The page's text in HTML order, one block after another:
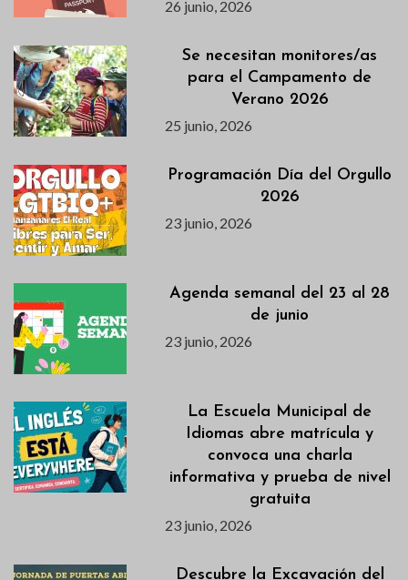
26 junio, 2026
Se necesitan monitores/as
para el Campamento de
Verano 2026
25 junio, 2026
Programación Día del Orgullo
2026
23 junio, 2026
Agenda semanal del 23 al 28
de junio
23 junio, 2026
La Escuela Municipal de
Idiomas abre matrícula y
convoca una charla
informativa y prueba de nivel
gratuita
23 junio, 2026
Descubre la Excavación del